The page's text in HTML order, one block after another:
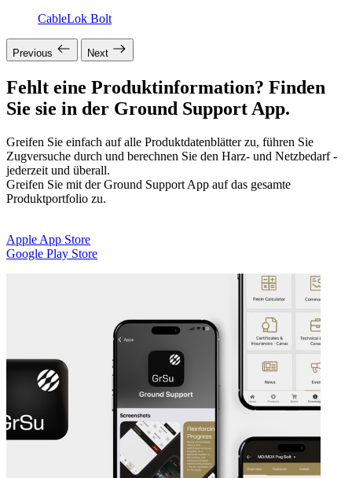
CableLok Bolt
Previous Next
Fehlt eine Produktinformation? Finden
Sie sie in der Ground Support App.
Greifen Sie einfach auf alle Produktdatenblätter zu, führen Sie
Zugversuche durch und berechnen Sie den Harz- und Netzbedarf -
jederzeit und überall.
Greifen Sie mit der Ground Support App auf das gesamte
Produktportfolio zu.
Apple App Store
Google Play Store